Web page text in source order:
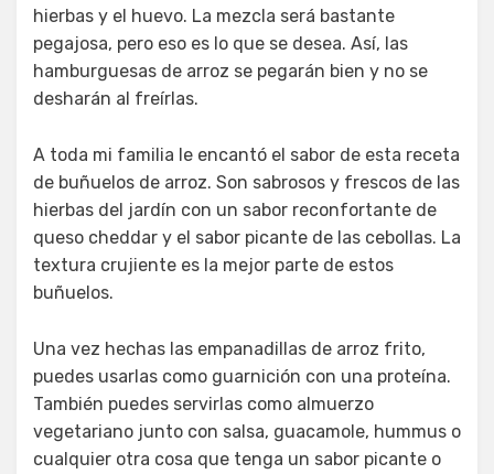
hierbas y el huevo. La mezcla será bastante
pegajosa, pero eso es lo que se desea. Así, las
hamburguesas de arroz se pegarán bien y no se
desharán al freírlas.
A toda mi familia le encantó el sabor de esta receta
de buñuelos de arroz. Son sabrosos y frescos de las
hierbas del jardín con un sabor reconfortante de
queso cheddar y el sabor picante de las cebollas. La
textura crujiente es la mejor parte de estos
buñuelos.
Una vez hechas las empanadillas de arroz frito,
puedes usarlas como guarnición con una proteína.
También puedes servirlas como almuerzo
vegetariano junto con salsa, guacamole, hummus o
cualquier otra cosa que tenga un sabor picante o